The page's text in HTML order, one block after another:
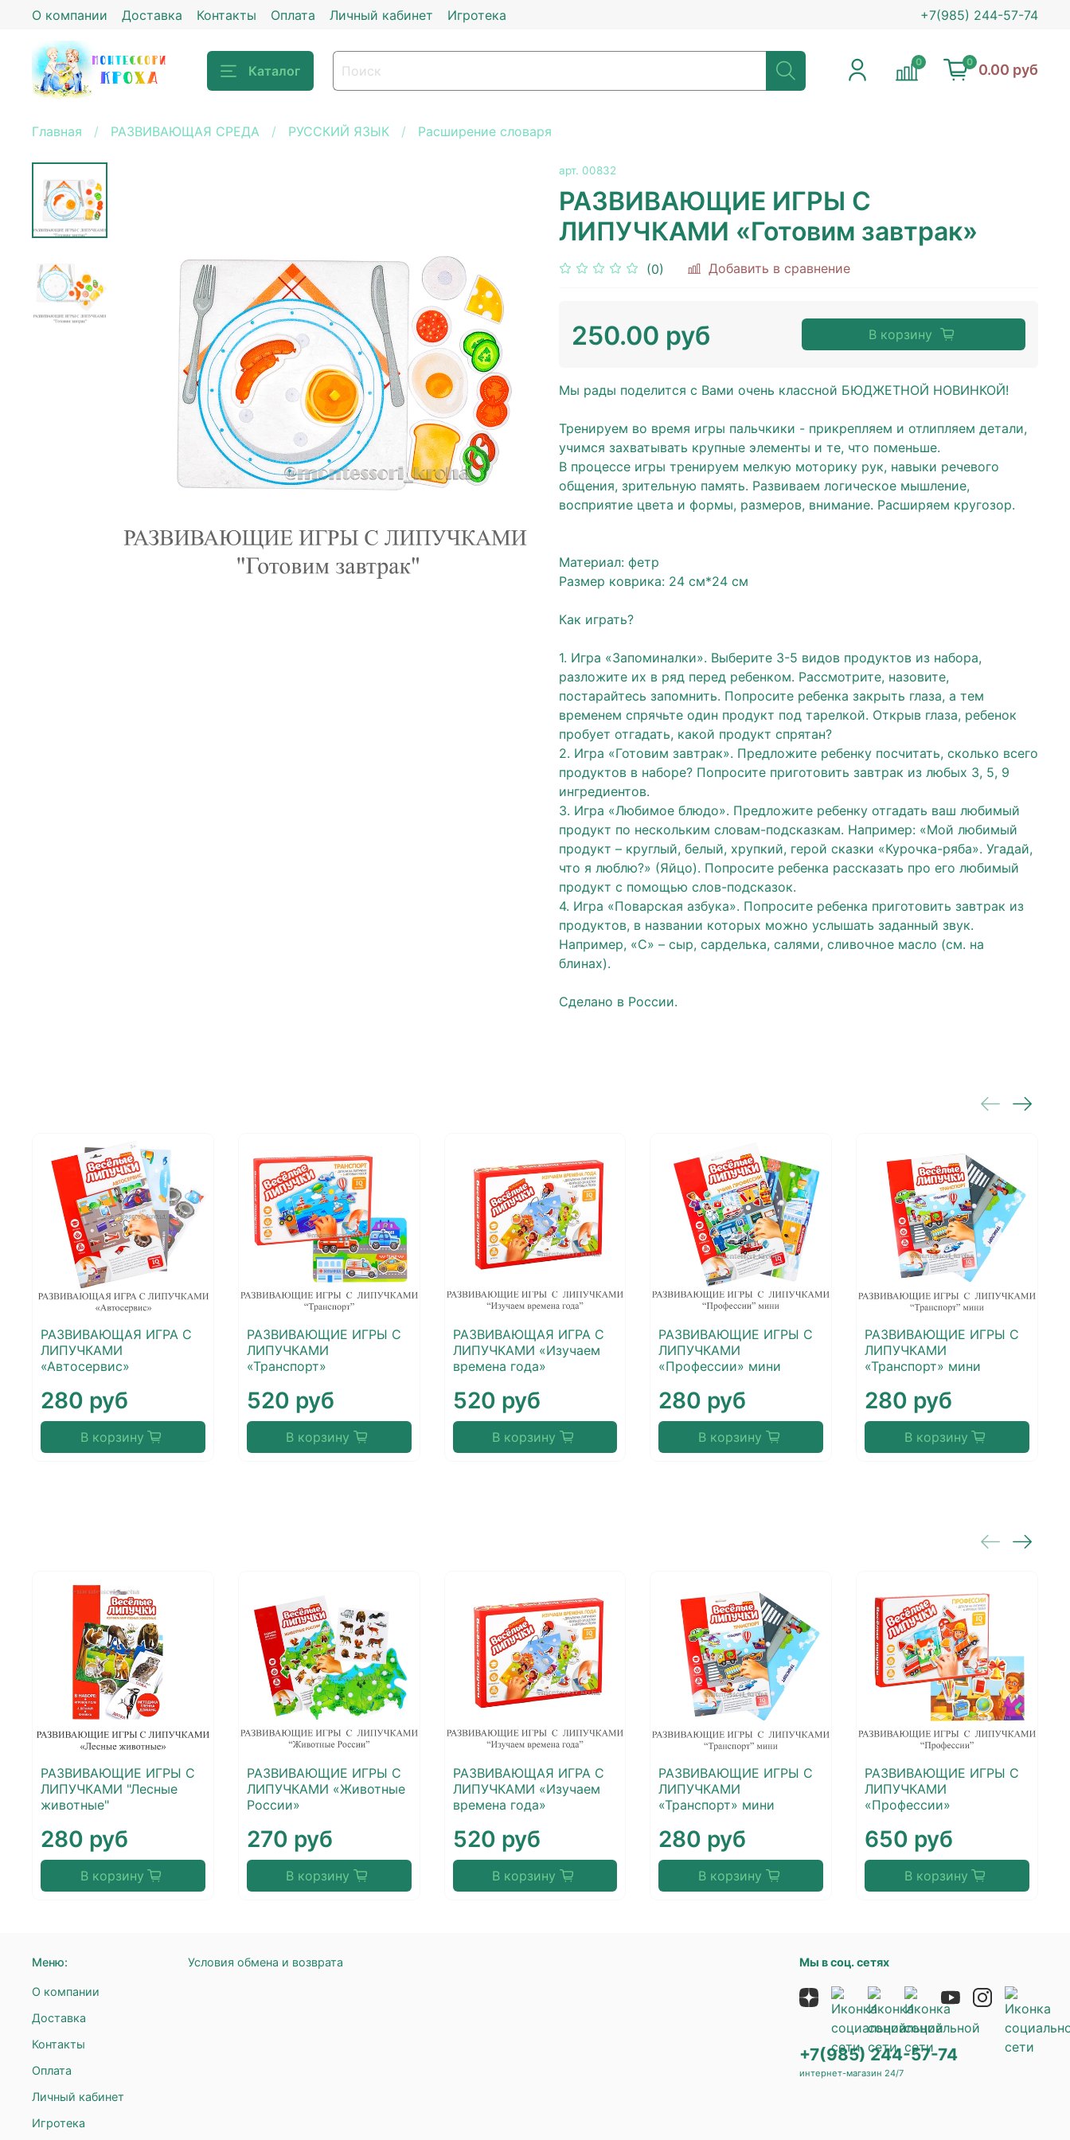
О компании Доставка Контакты Оплата Личный кабинет Игротека +7(985) 244-57-74
Каталог
0 0 0.00 руб
Главная РАЗВИВАЮЩАЯ СРЕДА РУССКИЙ ЯЗЫК Расширение словаря
арт. 00832
РАЗВИВАЮЩИЕ ИГРЫ С
ЛИПУЧКАМИ «Готовим завтрак»
(0) Добавить в сравнение
250.00 руб В корзину
Мы рады поделится с Вами очень классной БЮДЖЕТНОЙ НОВИНКОЙ!
Тренируем во время игры пальчкики - прикрепляем и отлипляем детали,
учимся захватывать крупные элементы и те, что поменьше.
В процессе игры тренируем мелкую моторику рук, навыки речевого
общения, зрительную память. Развиваем логическое мышление,
восприятие цвета и формы, размеров, внимание. Расширяем кругозор.
Материал: фетр
Размер коврика: 24 см*24 см
Как играть?
1. Игра «Запоминалки». Выберите 3-5 видов продуктов из набора,
разложите их в ряд перед ребенком. Рассмотрите, назовите,
постарайтесь запомнить. Попросите ребенка закрыть глаза, а тем
временем спрячьте один продукт под тарелкой. Открыв глаза, ребенок
пробует отгадать, какой продукт спрятан?
2. Игра «Готовим завтрак». Предложите ребенку посчитать, сколько всего
продуктов в наборе? Попросите приготовить завтрак из любых 3, 5, 9
ингредиентов.
3. Игра «Любимое блюдо». Предложите ребенку отгадать ваш любимый
продукт по нескольким словам-подсказкам. Например: «Мой любимый
продукт – круглый, белый, хрупкий, герой сказки «Курочка-ряба». Угадай,
что я люблю?» (Яйцо). Попросите ребенка рассказать про его любимый
продукт с помощью слов-подсказок.
4. Игра «Поварская азбука». Попросите ребенка приготовить завтрак из
продуктов, в названии которых можно услышать заданный звук.
Например, «С» – сыр, сарделька, салями, сливочное масло (см. на
блинах).
Сделано в России.
РАЗВИВАЮЩАЯ ИГРА С
ЛИПУЧКАМИ
«Автосервис»
280 руб
В корзину
РАЗВИВАЮЩИЕ ИГРЫ С
ЛИПУЧКАМИ
«Транспорт»
520 руб
В корзину
РАЗВИВАЮЩАЯ ИГРА С
ЛИПУЧКАМИ «Изучаем
времена года»
520 руб
В корзину
РАЗВИВАЮЩИЕ ИГРЫ С
ЛИПУЧКАМИ
«Профессии» мини
280 руб
В корзину
РАЗВИВАЮЩИЕ ИГРЫ С
ЛИПУЧКАМИ
«Транспорт» мини
280 руб
В корзину
РАЗВИВАЮЩИЕ ИГРЫ С
ЛИПУЧКАМИ "Лесные
животные"
280 руб
В корзину
РАЗВИВАЮЩИЕ ИГРЫ С
ЛИПУЧКАМИ «Животные
России»
270 руб
В корзину
РАЗВИВАЮЩАЯ ИГРА С
ЛИПУЧКАМИ «Изучаем
времена года»
520 руб
В корзину
РАЗВИВАЮЩИЕ ИГРЫ С
ЛИПУЧКАМИ
«Транспорт» мини
280 руб
В корзину
РАЗВИВАЮЩИЕ ИГРЫ С
ЛИПУЧКАМИ
«Профессии»
650 руб
В корзину
Меню:
О компании
Доставка
Контакты
Оплата
Личный кабинет
Игротека
Условия обмена и возврата Мы в соц. сетях
+7(985) 244-57-74
интернет-магазин 24/7